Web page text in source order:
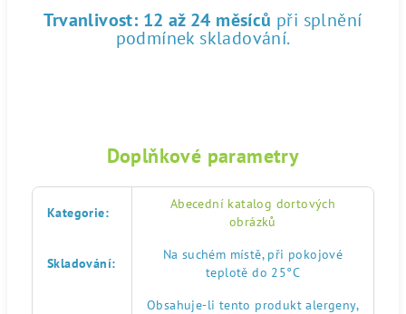
Trvanlivost: 12 až 24 měsíců při splnění
podmínek skladování.
Doplňkové parametry
Kategorie:
Abecední katalog dortových
obrázků
Skladování:
Na suchém místě, při pokojové
teplotě do 25°C
Obsahuje-li tento produkt alergeny,